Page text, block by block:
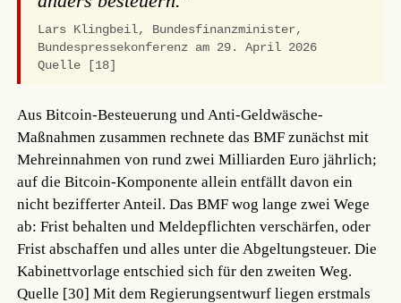
Lars Klingbeil, Bundesfinanzminister,
Bundespressekonferenz am 29. April 2026
Quelle [18]
Aus Bitcoin-Besteuerung und Anti-Geldwäsche-
Maßnahmen zusammen rechnete das BMF zunächst mit
Mehreinnahmen von rund zwei Milliarden Euro jährlich;
auf die Bitcoin-Komponente allein entfällt davon ein
nicht bezifferter Anteil. Das BMF wog lange zwei Wege
ab: Frist behalten und Meldepflichten verschärfen, oder
Frist abschaffen und alles unter die Abgeltungsteuer. Die
Kabinettvorlage entschied sich für den zweiten Weg.
Quelle [30] Mit dem Regierungsentwurf liegen erstmals